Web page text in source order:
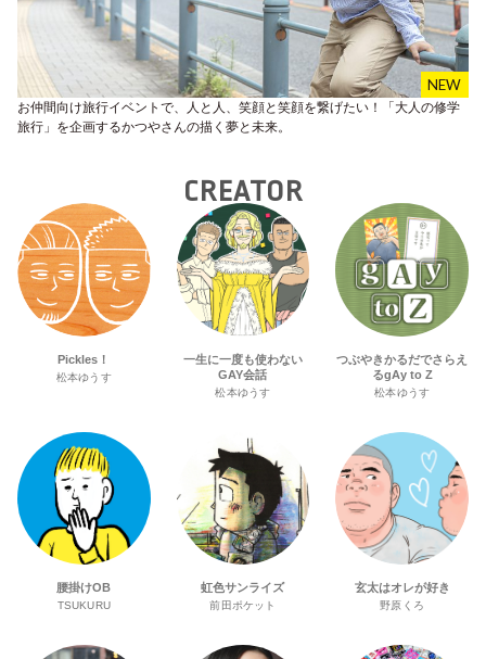
お仲間向け旅行イベントで、人と人、笑顔と笑顔を繋げたい！「大人の修学
旅行」を企画するかつやさんの描く夢と未来。
CREATOR
Pickles！
松本ゆうす
一生に一度も使わない
GAY会話
松本ゆうす
つぶやきかるだでさらえ
るgAy to Z
松本ゆうす
腰掛けOB
TSUKURU
虹色サンライズ
前田ポケット
玄太はオレが好き
野原くろ